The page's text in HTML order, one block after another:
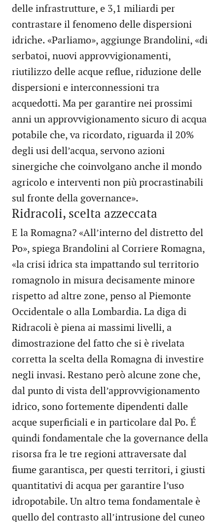
delle infrastrutture, e 3,1 miliardi per
contrastare il fenomeno delle dispersioni
idriche. «Parliamo», aggiunge Brandolini, «di
serbatoi, nuovi approvvigionamenti,
riutilizzo delle acque reflue, riduzione delle
dispersioni e interconnessioni tra
acquedotti. Ma per garantire nei prossimi
anni un approvvigionamento sicuro di acqua
potabile che, va ricordato, riguarda il 20%
degli usi dell’acqua, servono azioni
sinergiche che coinvolgano anche il mondo
agricolo e interventi non più procrastinabili
sul fronte della governance».
Ridracoli, scelta azzeccata
E la Romagna? «All’interno del distretto del
Po», spiega Brandolini al Corriere Romagna,
«la crisi idrica sta impattando sul territorio
romagnolo in misura decisamente minore
rispetto ad altre zone, penso al Piemonte
Occidentale o alla Lombardia. La diga di
Ridracoli è piena ai massimi livelli, a
dimostrazione del fatto che si è rivelata
corretta la scelta della Romagna di investire
negli invasi. Restano però alcune zone che,
dal punto di vista dell’approvvigionamento
idrico, sono fortemente dipendenti dalle
acque superficiali e in particolare dal Po. É
quindi fondamentale che la governance della
risorsa fra le tre regioni attraversate dal
fiume garantisca, per questi territori, i giusti
quantitativi di acqua per garantire l’uso
idropotabile. Un altro tema fondamentale è
quello del contrasto all’intrusione del cuneo